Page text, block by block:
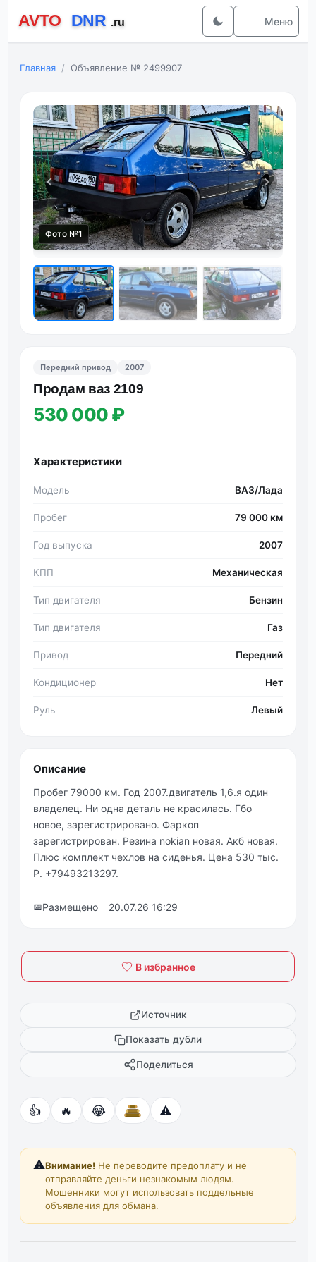
Меню
Главная Объявление № 2499907
Фото №1
Передний привод 2007
Продам ваз 2109
530 000 ₽
Характеристики
Модель ВАЗ/Лада
Пробег 79 000 км
Год выпуска 2007
КПП Механическая
Тип двигателя Бензин
Тип двигателя Газ
Привод Передний
Кондиционер Нет
Руль Левый
Описание
Пробег 79000 км. Год 2007.двигатель 1,6.я один
владелец. Ни одна деталь не красилась. Гбо
новое, зарегистрировано. Фаркоп
зарегистрирован. Резина nokian новая. Акб новая.
Плюс комплект чехлов на сиденья. Цена 530 тыс.
Р. +79493213297.
📅Размещено 20.07.26 16:29
В избранное
Источник
Показать дубли
Поделиться
👍 🔥 😂 ⚠️
⚠️Внимание! Не переводите предоплату и не
отправляйте деньги незнакомым людям.
Мошенники могут использовать поддельные
объявления для обмана.